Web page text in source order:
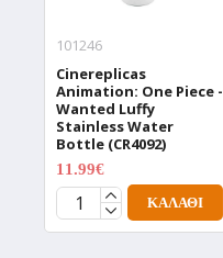
101246
Cinereplicas
Animation: One Piece -
Wanted Luffy
Stainless Water
Bottle (CR4092)
11.99€
ΚΑΛΆΘΙ